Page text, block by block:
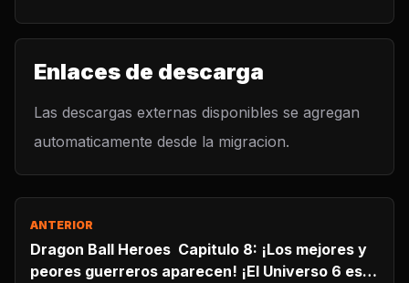
Enlaces de descarga
Las descargas externas disponibles se agregan
automaticamente desde la migracion.
ANTERIOR
Dragon Ball Heroes Capitulo 8: ¡Los mejores y
peores guerreros aparecen! ¡El Universo 6 es